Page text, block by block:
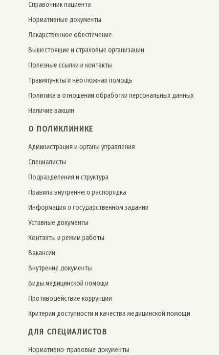
Справочник пациента
Нормативные документы
Лекарственное обеспечение
Вышестоящие и страховые организации
Полезные ссылки и контакты
Травмпункты и неотложная помощь
Политика в отношении обработки персональных данных
Наличие вакцин
О ПОЛИКЛИНИКЕ
Администрация и органы управления
Специалисты
Подразделения и структура
Правила внутреннего распорядка
Информация о государственном задании
Уставные документы
Контакты и режим работы
Вакансии
Внутрение документы
Виды медицинской помощи
Противодействие коррупции
Критерии доступности и качества медицинской помощи
ДЛЯ СПЕЦИАЛИСТОВ
Нормативно-правовые документы